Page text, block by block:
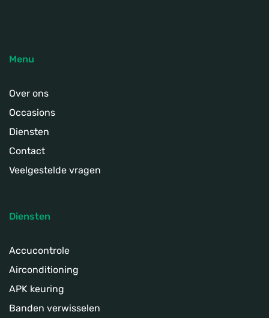
Menu
Over ons
Occasions
Diensten
Contact
Veelgestelde vragen
Diensten
Accucontrole
Airconditioning
APK keuring
Banden verwisselen